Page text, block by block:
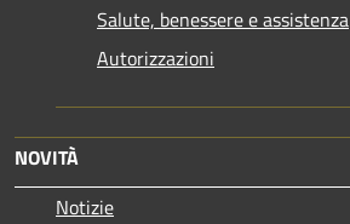
Salute, benessere e assistenza
Autorizzazioni
NOVITÀ
Notizie